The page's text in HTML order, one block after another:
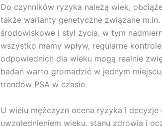
Do czynników ryzyka należą wiek,
także warianty genetyczne związane
środowiskowe i styl życia, w tym
wszystko mamy wpływ, regularne
odpowiednich dla wieku mogą realnie
badań warto gromadzić w jednym
trendów PSA w czasie.
U wielu mężczyzn ocena ryzyka i
uwzględnieniem wieku, stanu zdrowia i